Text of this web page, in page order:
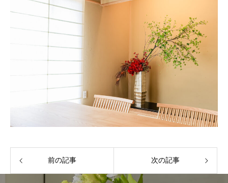
前の記事 次の記事